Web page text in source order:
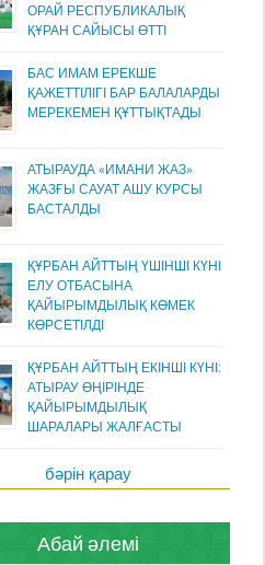
ОРАЙ РЕСПУБЛИКАЛЫҚ
ҚҰРАН САЙЫСЫ ӨТТІ
БАС ИМАМ ЕРЕКШЕ
ҚАЖЕТТІЛІГІ БАР БАЛАЛАРДЫ
МЕРЕКЕМЕН ҚҰТТЫҚТАДЫ
АТЫРАУДА «ИМАНИ ЖАЗ»
ЖАЗҒЫ САУАТ АШУ КУРСЫ
БАСТАЛДЫ
ҚҰРБАН АЙТТЫҢ ҮШІНШІ КҮНІ
ЕЛУ ОТБАСЫНА
ҚАЙЫРЫМДЫЛЫҚ КӨМЕК
КӨРСЕТІЛДІ
ҚҰРБАН АЙТТЫҢ ЕКІНШІ КҮНІ:
АТЫРАУ ӨҢІРІНДЕ
ҚАЙЫРЫМДЫЛЫҚ
ШАРАЛАРЫ ЖАЛҒАСТЫ
бәрін қарау
Абай әлемі